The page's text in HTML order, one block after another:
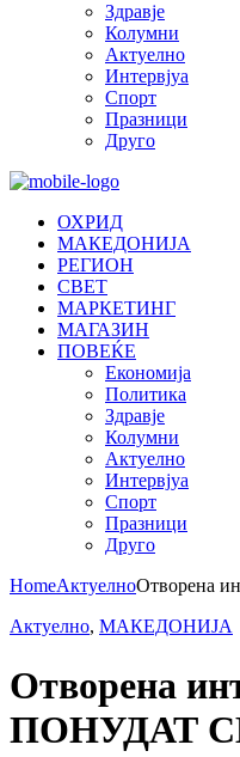
Здравје
Колумни
Актуелно
Интервјуа
Спорт
Празници
Друго
ОХРИД
МАКЕДОНИЈА
РЕГИОН
СВЕТ
МАРКЕТИНГ
МАГАЗИН
ПОВЕЌЕ
Економија
Политика
Здравје
Колумни
Актуелно
Интервјуа
Спорт
Празници
Друго
HomeАктуелноОтворена
Актуелно, МАКЕДОНИЈА
Отворена
ПОНУДАТ